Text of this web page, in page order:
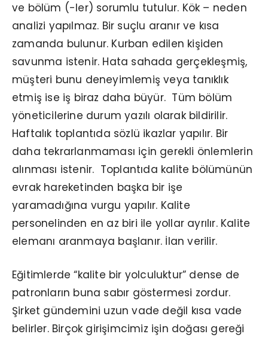
ve bölüm (-ler) sorumlu tutulur. Kök – neden
analizi yapılmaz. Bir suçlu aranır ve kısa
zamanda bulunur. Kurban edilen kişiden
savunma istenir. Hata sahada gerçekleşmiş,
müşteri bunu deneyimlemiş veya tanıklık
etmiş ise iş biraz daha büyür. Tüm bölüm
yöneticilerine durum yazılı olarak bildirilir.
Haftalık toplantıda sözlü ikazlar yapılır. Bir
daha tekrarlanmaması için gerekli önlemlerin
alınması istenir. Toplantıda kalite bölümünün
evrak hareketinden başka bir işe
yaramadığına vurgu yapılır. Kalite
personelinden en az biri ile yollar ayrılır. Kalite
elemanı aranmaya başlanır. İlan verilir.
Eğitimlerde “kalite bir yolculuktur” dense de
patronların buna sabır göstermesi zordur.
Şirket gündemini uzun vade değil kısa vade
belirler. Birçok girişimcimiz işin doğası gereği